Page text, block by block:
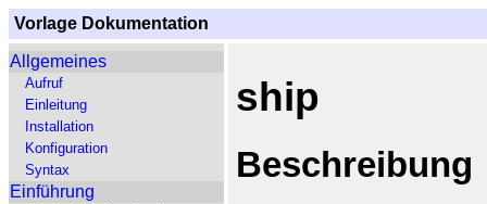
Vorlage Dokumentation
Allgemeines
Aufruf
Einleitung
Installation
Konfiguration
Syntax
Einführung
ship
Beschreibung